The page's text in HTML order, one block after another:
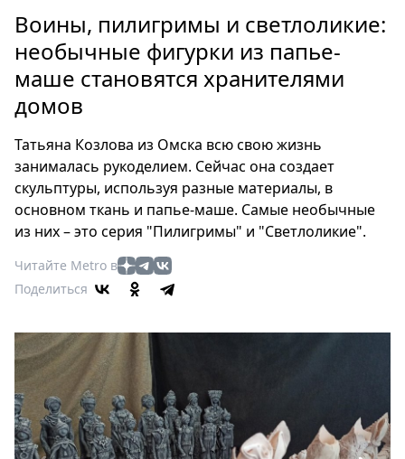
Россия
Мир
Здоровье
Мода
Театр
Кино
Афиша
Книги
Выставки
Пресс-
релизы
О
Metro
Стримы
Спецпроекты
Звезды
Воины, пилигримы и светлоликие:
необычные фигурки из папье-
маше становятся хранителями
домов
Татьяна Козлова из Омска всю свою жизнь
занималась рукоделием. Сейчас она создает
скульптуры, используя разные материалы, в
основном ткань и папье-маше. Самые необычные
из них – это серия "Пилигримы" и "Светлоликие".
Читайте Metro в
Поделиться